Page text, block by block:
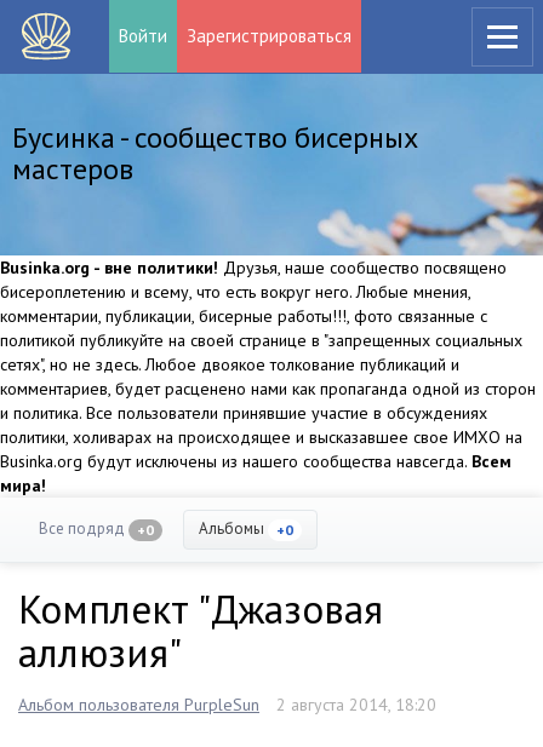
Войти Зарегистрироваться
Бусинка - сообщество бисерных
мастеров
Businka.org - вне политики! Друзья, наше сообщество посвящено
бисероплетению и всему, что есть вокруг него. Любые мнения,
комментарии, публикации, бисерные работы!!!, фото связанные с
политикой публикуйте на своей странице в "запрещенных социальных
сетях", но не здесь. Любое двоякое толкование публикаций и
комментариев, будет расценено нами как пропаганда одной из сторон
и политика. Все пользователи принявшие участие в обсуждениях
политики, холиварах на происходящее и высказавшее свое ИМХО на
Businka.org будут исключены из нашего сообщества навсегда. Всем
мира!
Все подряд +0 Альбомы +0
Комплект "Джазовая
аллюзия"
Альбом пользователя PurpleSun 2 августа 2014, 18:20